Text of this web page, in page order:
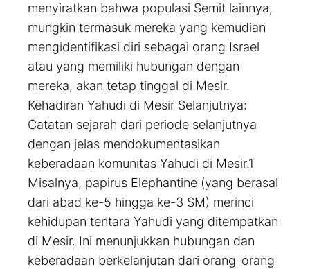
menyiratkan bahwa populasi Semit lainnya,
mungkin termasuk mereka yang kemudian
mengidentifikasi diri sebagai orang Israel
atau yang memiliki hubungan dengan
mereka, akan tetap tinggal di Mesir.
Kehadiran Yahudi di Mesir Selanjutnya:
Catatan sejarah dari periode selanjutnya
dengan jelas mendokumentasikan
keberadaan komunitas Yahudi di Mesir.1
Misalnya, papirus Elephantine (yang berasal
dari abad ke-5 hingga ke-3 SM) merinci
kehidupan tentara Yahudi yang ditempatkan
di Mesir. Ini menunjukkan hubungan dan
keberadaan berkelanjutan dari orang-orang